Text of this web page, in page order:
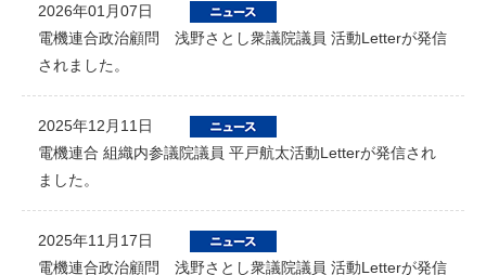
2026年01月07日
電機連合政治顧問 浅野さとし衆議院議員 活動Letterが発信
されました。
2025年12月11日
電機連合 組織内参議院議員 平戸航太活動Letterが発信され
ました。
2025年11月17日
電機連合政治顧問 浅野さとし衆議院議員 活動Letterが発信